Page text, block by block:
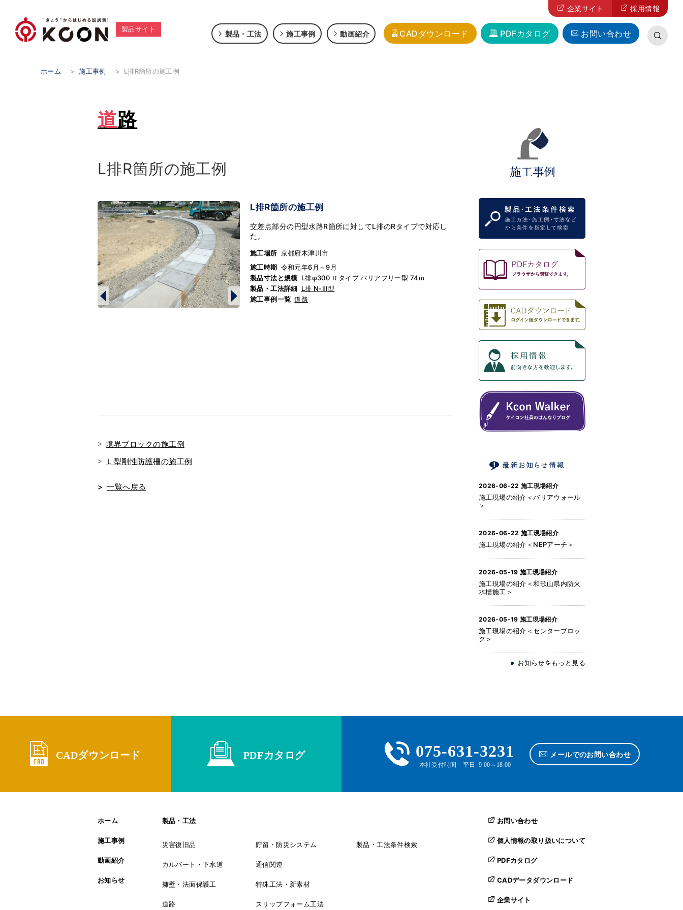
製品サイト 製品・工法 施工事例 動画紹介 CADダウンロード PDFカタログ お問い合わせ
企業サイト 採用情報
ホーム > 施工事例 > L排R箇所の施工例
道路
L排R箇所の施工例
L排R箇所の施工例
交差点部分の円型水路R箇所に対してL排のRタイプで対応し
た。
施工場所 京都府木津川市
施工時期 令和元年6月～9月
製品寸法と規模 L排φ300 Ｒタイプ バリアフリー型 74ｍ
製品・工法詳細 L排 N-Ⅲ型
施工事例一覧 道路
境界ブロックの施工例
Ｌ型剛性防護柵の施工例
一覧へ戻る 2026-06-22 施工現場紹介
施工現場の紹介＜バリアウォール
＞
2026-06-22 施工現場紹介
施工現場の紹介＜NEPアーチ＞
2026-05-19 施工現場紹介
施工現場の紹介＜和歌山県内防火
水槽施工＞
2026-05-19 施工現場紹介
施工現場の紹介＜センターブロッ
ク＞
お知らせをもっと見る
CADダウンロード PDFカタログ 075-631-3231
本社受付時間 平日 9:00～18:00
メールでのお問い合わせ
ホーム
施工事例
動画紹介
お知らせ
製品・工法
災害復旧品
カルバート・下水道
擁壁・法面保護工
道路
貯留・防災システム
通信関連
特殊工法・新素材
スリップフォーム工法
製品・工法条件検索
お問い合わせ
個人情報の取り扱いについて
PDFカタログ
CADデータダウンロード
企業サイト